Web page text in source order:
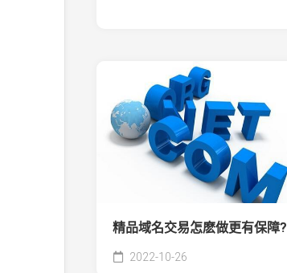
精品域名交易怎麽做更有保障?
2022-10-26